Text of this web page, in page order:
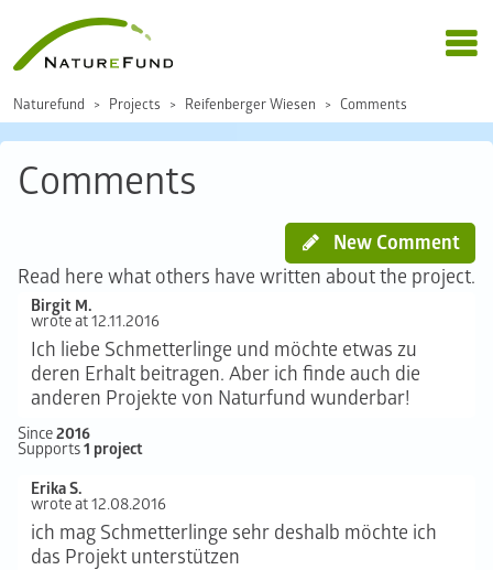
Naturefund Projects Reifenberger Wiesen Comments
Comments
New Comment
Read here what others have written about the project.
Birgit M.
wrote at 12.11.2016
Ich liebe Schmetterlinge und möchte etwas zu
deren Erhalt beitragen. Aber ich finde auch die
anderen Projekte von Naturfund wunderbar!
Since2016
Supports1 project
Erika S.
wrote at 12.08.2016
ich mag Schmetterlinge sehr deshalb möchte ich
das Projekt unterstützen